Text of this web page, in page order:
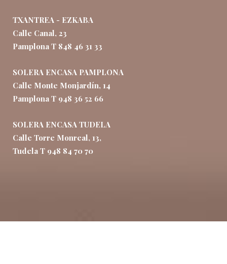
TXANTREA - EZKABA
Calle Canal, 23
Pamplona T 848 46 31 33
SOLERA ENCASA PAMPLONA
Calle Monte Monjardín, 14
Pamplona T 948 36 52 66
SOLERA ENCASA TUDELA
Calle Torre Monreal, 13,
Tudela T 948 84 70 70